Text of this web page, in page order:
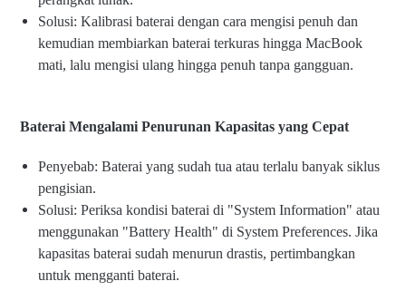
Solusi: Kalibrasi baterai dengan cara mengisi penuh dan
kemudian membiarkan baterai terkuras hingga MacBook
mati, lalu mengisi ulang hingga penuh tanpa gangguan.
Baterai Mengalami Penurunan Kapasitas yang Cepat
Penyebab: Baterai yang sudah tua atau terlalu banyak siklus
pengisian.
Solusi: Periksa kondisi baterai di "System Information" atau
menggunakan "Battery Health" di System Preferences. Jika
kapasitas baterai sudah menurun drastis, pertimbangkan
untuk mengganti baterai.